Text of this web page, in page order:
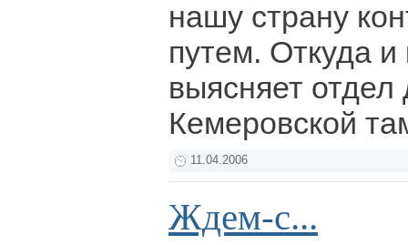
нашу страну
путем. Откуда и
выясняет отдел
Кемеровской
11.04.2006
Ждем-с...